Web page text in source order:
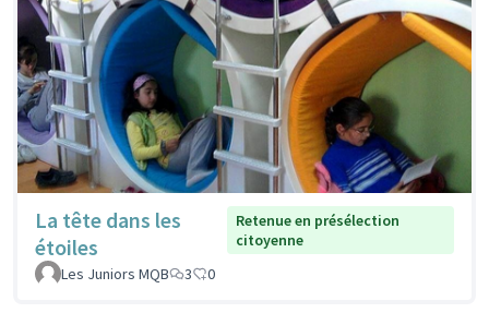
La tête dans les
étoiles
Retenue en présélection
citoyenne
Les Juniors MQB
3 0